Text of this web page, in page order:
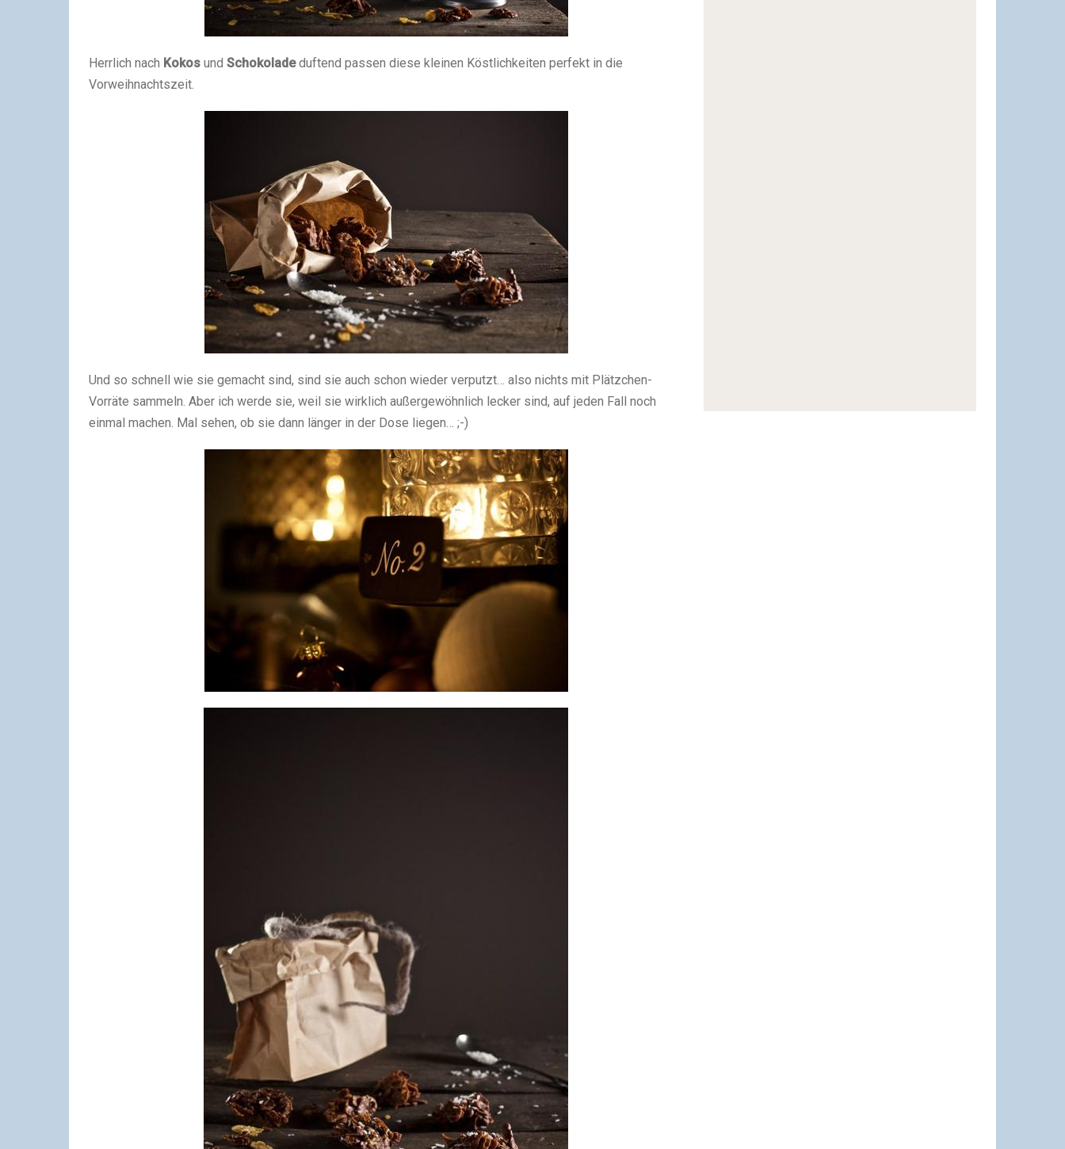
Herrlich nach Kokos und Schokoladeduftend passen diese kleinen Köstlichkeiten perfekt in die
Vorweihnachtszeit.
Und so schnell wie sie gemacht sind, sind sie auch schon wieder verputzt… also nichts mit Plätzchen-
Vorräte sammeln. Aber ich werde sie, weil sie wirklich außergewöhnlich lecker sind, auf jeden Fall noch
einmal machen. Mal sehen, ob sie dann länger in der Dose liegen… ;-)